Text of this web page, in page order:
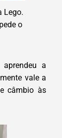
Lego.
o
a
vale a
câmbio às